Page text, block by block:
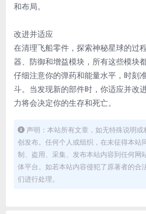
和布局。
改进并适应
在清理飞船零件，探索神秘星球的过
器、防御和增益模块，所有这些模块
仔细注意你的弹药和能量水平，时刻
斗。当发现新的部件时，你适应并改
力将会决定你的生存和死亡。
声明：本站所有文章，如无特殊说明
创发布。任何个人或组织，在未征得本站
制、盗用、采集、发布本站内容到任何网
体平台。如若本站内容侵犯了原著者的合
们进行处理。